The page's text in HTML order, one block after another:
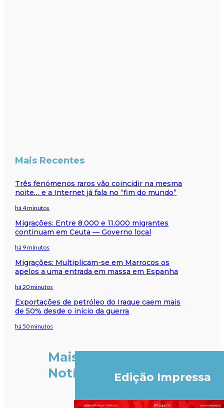
Mais Recentes
Três fenómenos raros vão coincidir na mesma
noite… e a Internet já fala no “fim do mundo”
há 4 minutos
Migrações: Entre 8.000 e 11.000 migrantes
continuam em Ceuta — Governo local
há 9 minutos
Migrações: Multiplicam-se em Marrocos os
apelos a uma entrada em massa em Espanha
há 20 minutos
Exportações de petróleo do Iraque caem mais
de 50% desde o início da guerra
há 50 minutos
Mais
Notícias
Edição Impressa